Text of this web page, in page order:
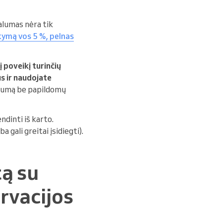
nėra tik
vos 5 %, pelnas
poveikį turinčių
ir naudojate
be papildomų
iš karto.
gali greitai įsidiegti).
su